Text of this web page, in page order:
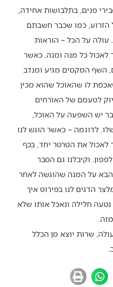
פנים, בתלבושות אחידה,
הזרוע, כמו שכבר חשבתם
עולה על הכל – הוראות
לאכול כל מנה ומנה. כאשר
השף המקסים מגיע ומנדב
לו שהאוכל שהוא מכין
לטעמם של האורחים
יש השפעה על האוכל,
לדוגמה – כאשר הוגש לנו
לאכול את הטרטר יחד, בכף
וקיבלנו גם הסבר
הבא על המנה שהוגשה לאחר
הדגים לנו בפירוט איך
נטעה חלילה ונאכל אותו שלא
שרות יוצא מן הכלל